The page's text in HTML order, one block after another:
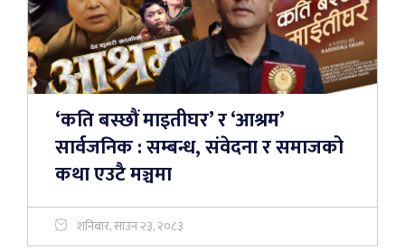
‘कति बस्छौं माइतीघर’ र ‘आश्रम’
सार्वजनिक : सम्बन्ध, संवेदना र समाजको
कथा एउटै मञ्चमा
शनिबार, साउन २३, २०८३